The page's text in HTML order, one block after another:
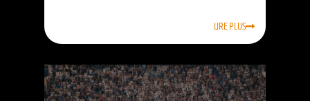
LIRE PLUS